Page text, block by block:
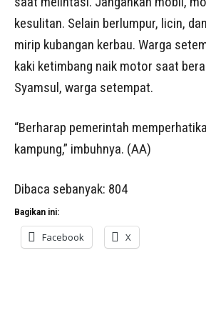
kesulitan. Selain berlumpur, licin,
mirip kubangan kerbau. Warga
kaki ketimbang naik motor saat
Syamsul, warga setempat.
“Berharap pemerintah
kampung,” imbuhnya. (AA)
Dibaca sebanyak: 804
Bagikan ini:
Facebook X